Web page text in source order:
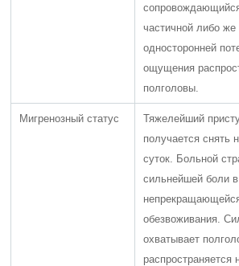
частичной либо же
односторонней
ощущения
полголовы.
Мигренозный статус
Тяжелейший
получается снять
суток. Больной
сильнейшей боли
обезвоживания.
охватывает
распространяется